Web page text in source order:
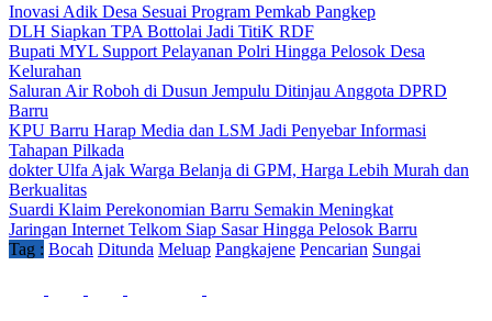
Inovasi Adik Desa Sesuai Program Pemkab Pangkep
DLH Siapkan TPA Bottolai Jadi TitiK RDF
Bupati MYL Support Pelayanan Polri Hingga Pelosok Desa
Kelurahan
Saluran Air Roboh di Dusun Jempulu Ditinjau Anggota DPRD
Barru
KPU Barru Harap Media dan LSM Jadi Penyebar Informasi
Tahapan Pilkada
dokter Ulfa Ajak Warga Belanja di GPM, Harga Lebih Murah dan
Berkualitas
Suardi Klaim Perekonomian Barru Semakin Meningkat
Jaringan Internet Telkom Siap Sasar Hingga Pelosok Barru
Tag : Bocah Ditunda Meluap Pangkajene Pencarian Sungai